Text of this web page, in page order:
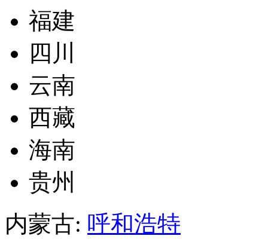
福建
四川
云南
西藏
海南
贵州
内蒙古: 呼和浩特